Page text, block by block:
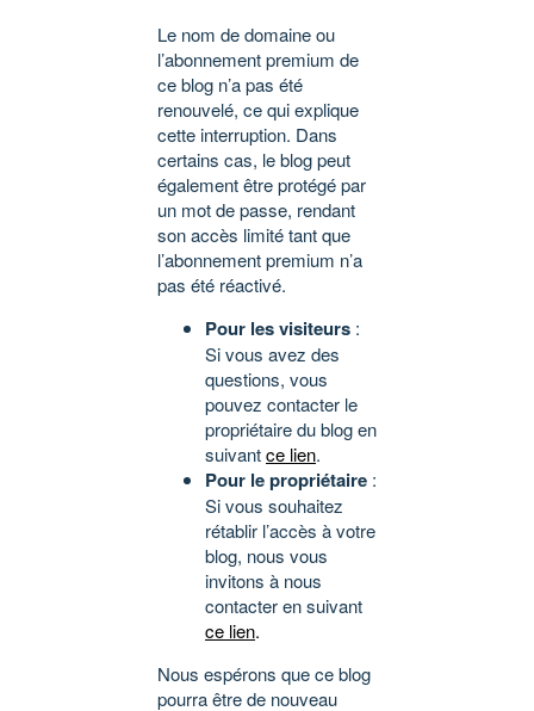
Le nom de domaine ou
l’abonnement premium de
ce blog n’a pas été
renouvelé, ce qui explique
cette interruption. Dans
certains cas, le blog peut
également être protégé par
un mot de passe, rendant
son accès limité tant que
l’abonnement premium n’a
pas été réactivé.
Pour les visiteurs :
Si vous avez des
questions, vous
pouvez contacter le
propriétaire du blog en
suivantce lien.
Pour le propriétaire :
Si vous souhaitez
rétablir l’accès à votre
blog, nous vous
invitons à nous
contacter en suivant
ce lien.
Nous espérons que ce blog
pourra être de nouveau